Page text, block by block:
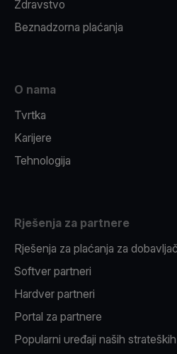
Zdravstvo
Beznadzorna plaćanja
O nama
Tvrtka
Karijere
Tehnologija
Rješenja za partnere
Rješenja za plaćanja za
Softver partneri
Hardver partneri
Portal za partnere
Popularni uređaji naših